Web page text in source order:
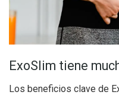
ExoSlim tiene
Los beneficios clave de